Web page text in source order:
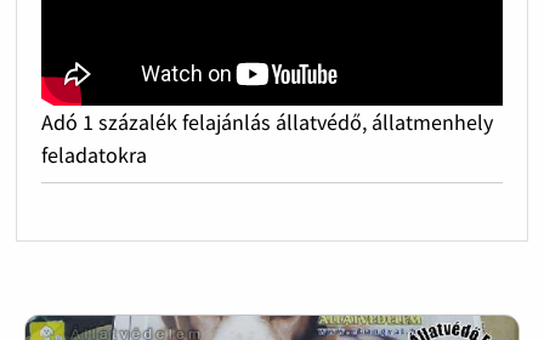
Adó 1 százalék felajánlás állatvédő, állatmenhely
feladatokra